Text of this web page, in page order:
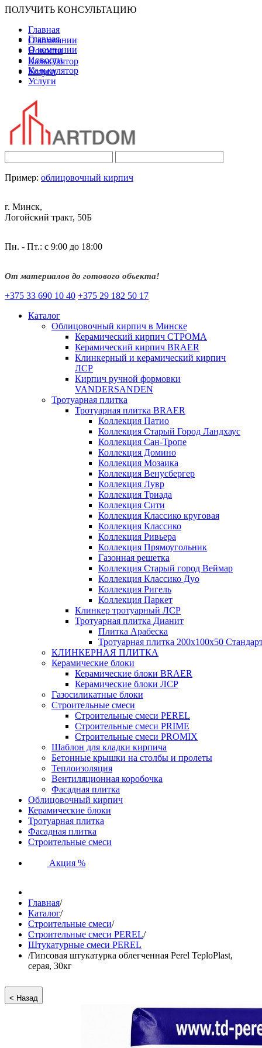
ПОЛУЧИТЬ КОНСУЛЬТАЦИЮ
Главная
О компании
Новости
Калькулятор
Услуги
Главная
О компании
Новости
Калькулятор
Услуги
Пример: облицовочный кирпич
г. Минск,
Логойский тракт, 50Б
Пн. - Пт.: с 9:00 до 18:00
От материалов до готового объекта!
+375 33 690 10 40 +375 29 182 50 17
Каталог
Облицовочный кирпич в Минске
Керамический кирпич СТРОМА
Керамический кирпич BRAER
Клинкерный и керамический кирпич
ЛСР
Кирпич ручной формовки
VANDERSANDEN
Тротуарная плитка
Тротуарная плитка BRAER
Коллекция Патио
Коллекция Старый Город Ландхаус
Коллекция Сан-Тропе
Коллекция Домино
Коллекция Мозаика
Коллекция Венусбергер
Коллекция Лувр
Коллекция Триада
Коллекция Сити
Коллекция Классико круговая
Коллекция Классико
Коллекция Ривьера
Коллекция Прямоугольник
Газонная решетка
Коллекция Старый город Веймар
Коллекция Классико Дуо
Коллекция Ригель
Коллекция Паркет
Клинкер тротуарный ЛСР
Тротуарная плитка Дианит
Плитка Арабеска
Тротуарная плитка 200х100х50
КЛИНКЕРНАЯ ПЛИТКА
Керамические блоки
Керамические блоки BRAER
Керамические блоки ЛСР
Газосиликатные блоки
Строительные смеси
Строительные смеси PEREL
Строительные смеси PRIME
Строительные смеси PROMIX
Шаблон для кладки кирпича
Бетонные крышки на столбы и пролеты
Теплоизоляция
Вентиляционная коробочка
Фасадная плитка
Облицовочный кирпич
Керамические блоки
Тротуарная плитка
Фасадная плитка
Строительные смеси
Акция %
Главная/
Каталог/
Строительные смеси/
Строительные смеси PEREL/
Штукатурные смеси PEREL
/Гипсовая штукатурка облегченная Perel TeploPlast,
серая, 30кг